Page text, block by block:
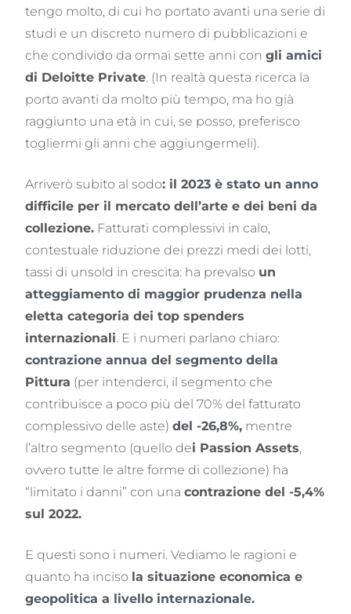
tengo molto, di cui ho portato avanti una serie di
studi e un discreto numero di pubblicazioni e
che condivido da ormai sette anni congli amici
di Deloitte Private. (In realtà questa ricerca la
porto avanti da molto più tempo, ma ho già
raggiunto una età in cui, se posso, preferisco
togliermi gli anni che aggiungermeli).
Arriverò subito al sodo: il 2023 è stato un anno
difficile per il mercato dell’arte e dei beni da
collezione. Fatturati complessivi in calo,
contestuale riduzione dei prezzi medi dei lotti,
tassi di unsold in crescita: ha prevalso un
atteggiamento di maggior prudenza nella
eletta categoria dei top spenders
internazionali. E i numeri parlano chiaro:
contrazione annua del segmento della
Pittura (per intenderci, il segmento che
contribuisce a poco più del 70% del fatturato
complessivo delle aste)del -26,8%, mentre
l’altro segmento (quello dei Passion Assets,
ovvero tutte le altre forme di collezione) ha
“limitato i danni” con unacontrazione del -5,4%
sul 2022.
E questi sono i numeri. Vediamo le ragioni e
quanto ha inciso la situazione economica e
geopolitica a livello internazionale.